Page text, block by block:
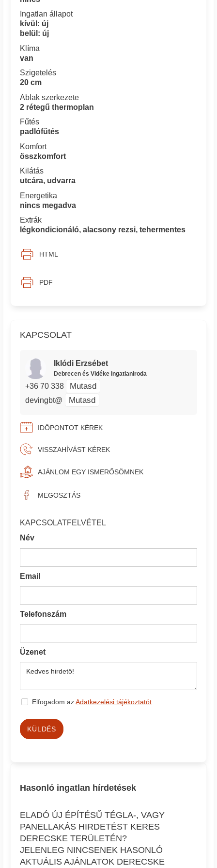
KAPCSOLAT
Iklódi Erzsébet
Debrecen és Vidéke Ingatlaniroda
+36 70 338 Mutasd
devingbt@ Mutasd
IDŐPONTOT KÉREK
VISSZAHÍVÁST KÉREK
AJÁNLOM EGY ISMERŐSÖMNEK
MEGOSZTÁS
KAPCSOLATFELVÉTEL
Név
Email
Telefonszám
Üzenet
Elfogadom azAdatkezelési tájékoztatót
KÜLDÉS
Ingatlan állapot
kívül: új
belül: új
Klíma
van
Szigetelés
20 cm
Ablak szerkezete
2 rétegű thermoplan
Fűtés
padlófűtés
Komfort
összkomfort
Kilátás
utcára, udvarra
Energetika
nincs megadva
Extrák
légkondicionáló, alacsony rezsi, tehermentes
HTML
PDF
Hasonló ingatlan hírdetések
ELADÓ ÚJ ÉPÍTÉSŰ TÉGLA-, VAGY
PANELLAKÁS HIRDETÉST KERES
DERECSKE TERÜLETÉN?
JELENLEG NINCSENEK HASONLÓ
AKTUÁLIS AJÁNLATOK DERECSKE